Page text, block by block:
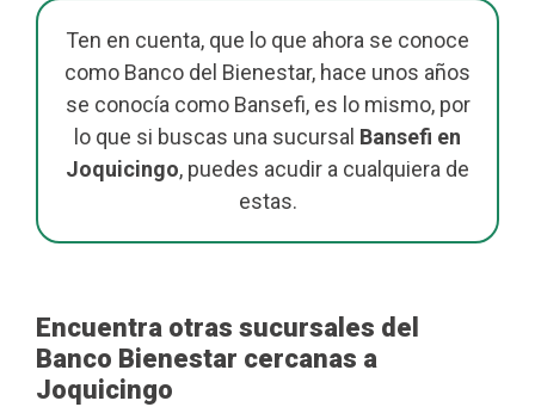
Ten en cuenta, que lo que ahora se conoce
como Banco del Bienestar, hace unos años
se conocía como Bansefi, es lo mismo, por
lo que si buscas una sucursal Bansefi en
Joquicingo, puedes acudir a cualquiera de
estas.
Encuentra otras sucursales del
Banco Bienestar cercanas a
Joquicingo